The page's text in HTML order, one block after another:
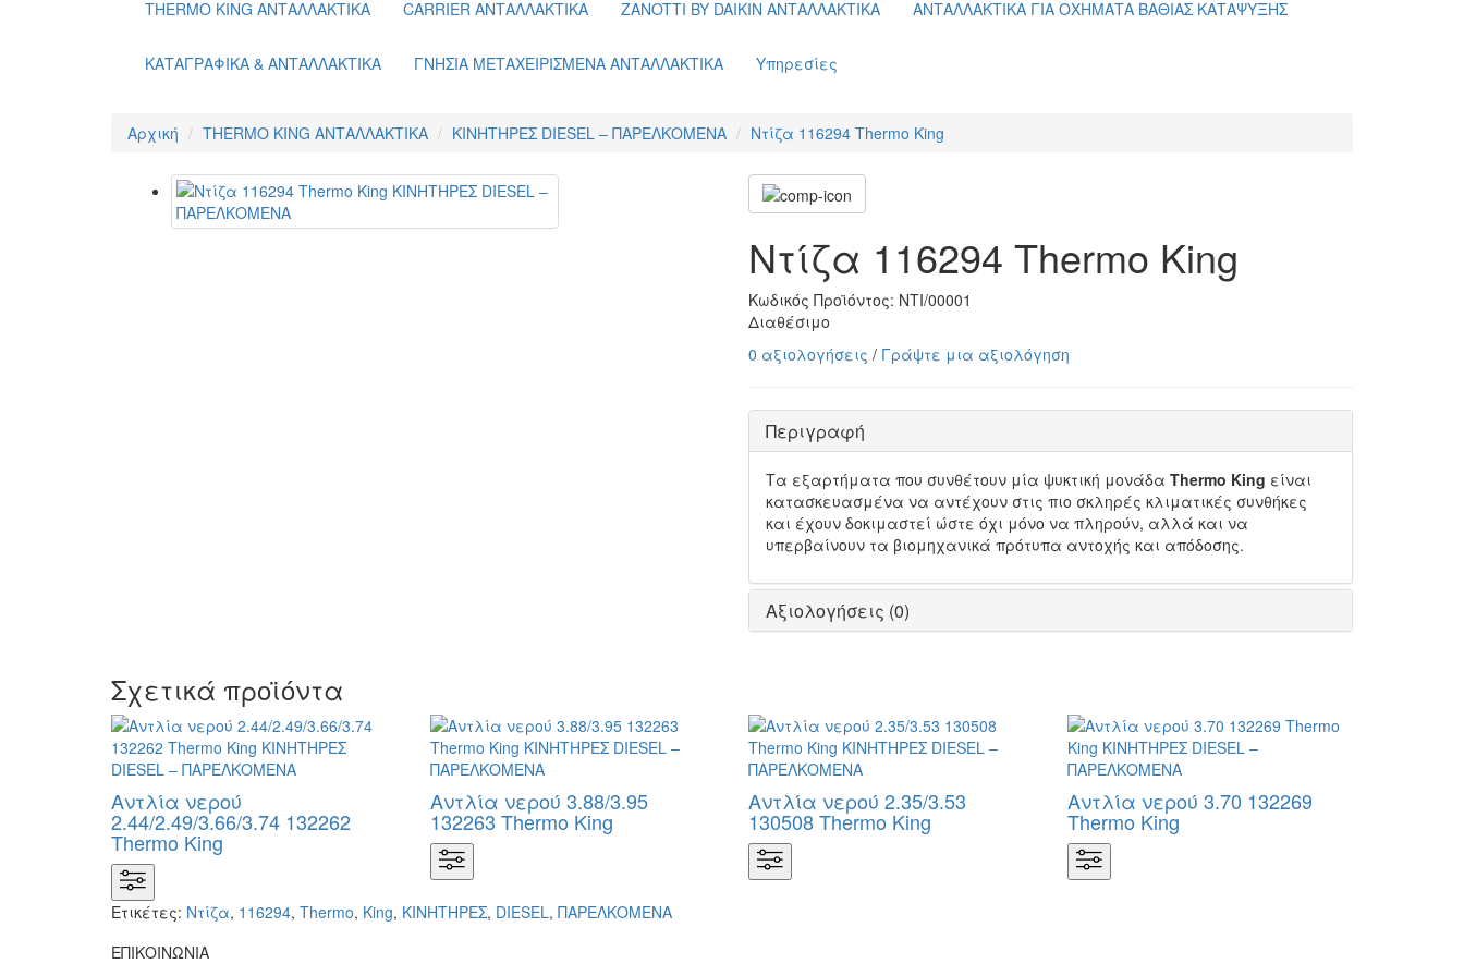
THERMO KING ΑΝΤΑΛΛΑΚΤΙΚΑ CARRIER ΑΝΤΑΛΛΑΚΤΙΚΑ ZANOTTI BY DAIKIN ΑΝΤΑΛΛΑΚΤΙΚΑ ΑΝΤΑΛΛΑΚΤΙΚΑ ΓΙΑ ΟΧΗΜΑΤΑ ΒΑΘΙΑΣ ΚΑΤΑΨΥΞΗΣ
ΚΑΤΑΓΡΑΦΙΚΑ & ΑΝΤΑΛΛΑΚΤΙΚΑ ΓΝΗΣΙΑ ΜΕΤΑΧΕΙΡΙΣΜΕΝΑ ΑΝΤΑΛΛΑΚΤΙΚΑ Υπηρεσίες
Αρχική THERMO KING ΑΝΤΑΛΛΑΚΤΙΚΑ KΙΝΗΤΗΡΕΣ DIESEL – ΠΑΡΕΛΚΟΜΕΝΑ Ντίζα 116294 Thermo King
Ντίζα 116294 Thermo King
Κωδικός Προϊόντος: ΝΤΙ/00001
Διαθέσιμο
0 αξιολογήσεις / Γράψτε μια αξιολόγηση
Περιγραφή
Τα εξαρτήματα που συνθέτουν μία ψυκτική μονάδα Thermo King είναι
κατασκευασμένα να αντέχουν στις πιο σκληρές κλιματικές συνθήκες
και έχουν δοκιμαστεί ώστε όχι μόνο να πληρούν, αλλά και να
υπερβαίνουν τα βιομηχανικά πρότυπα αντοχής και απόδοσης.
Αξιολογήσεις (0)
Σχετικά προϊόντα
Αντλία νερού
2.44/2.49/3.66/3.74 132262
Thermo King
Αντλία νερού 3.88/3.95
132263 Thermo King
Αντλία νερού 2.35/3.53
130508 Thermo King
Αντλία νερού 3.70 132269
Thermo King
Ετικέτες: Ντίζα, 116294, Thermo, King, KΙΝΗΤΗΡΕΣ, DIESEL, ΠΑΡΕΛΚΟΜΕΝΑ
ΕΠΙΚΟΙΝΩΝΙΑ